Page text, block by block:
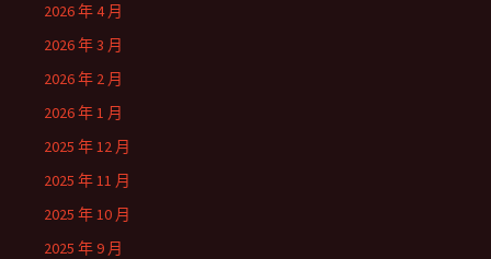
2026 年 4 月
2026 年 3 月
2026 年 2 月
2026 年 1 月
2025 年 12 月
2025 年 11 月
2025 年 10 月
2025 年 9 月